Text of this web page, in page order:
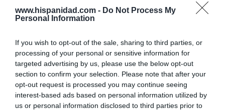
www.hispanidad.com - Do Not Process My
Personal Information
If you wish to opt-out of the sale, sharing to third parties, or
processing of your personal or sensitive information for
targeted advertising by us, please use the below opt-out
section to confirm your selection. Please note that after your
opt-out request is processed you may continue seeing
interest-based ads based on personal information utilized by
us or personal information disclosed to third parties prior to
DIARIO DE LA CORRUPCIÓN SANCHISTA
Diario de la corrupción sanchista. Bolaños
se reunió en el año 2025 hasta seis veces
con Zapatero, mientras se desarrollaba la
investigación judicial sobre la aerolínea
Plus Ultra